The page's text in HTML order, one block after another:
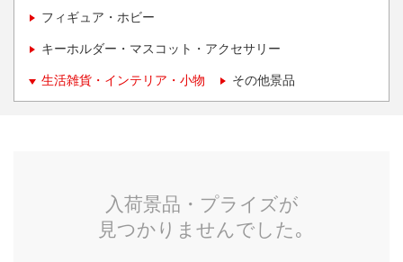
フィギュア・ホビー
キーホルダー・マスコット・アクセサリー
生活雑貨・インテリア・小物 その他景品